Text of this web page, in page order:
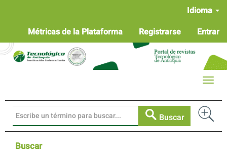
Contenido
principal
Barra
lateral
Idioma
Métricas de la Plataforma
Registrarse Entrar
Buscar
Toggle
Buscar